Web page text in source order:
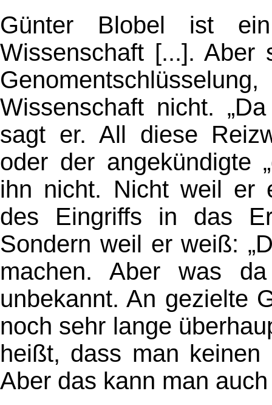
Günter Blobel ist
Wissenschaft [...].
Wissenschaft nicht.
sagt er. All diese
oder der angekündigte
ihn nicht. Nicht weil er
des Eingriffs in das
Sondern weil er weiß:
machen. Aber was
unbekannt. An gezielte
noch sehr lange
heißt, dass man keinen
Aber das kann man